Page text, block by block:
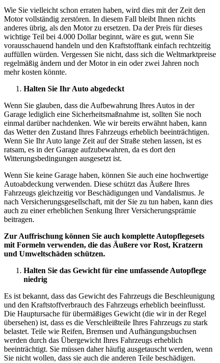
Wie Sie vielleicht schon erraten haben, wird dies mit der Zeit den
Motor vollständig zerstören. In diesem Fall bleibt Ihnen nichts
anderes übrig, als den Motor zu ersetzen. Da der Preis für dieses
wichtige Teil bei 4.000 Dollar beginnt, wäre es gut, wenn Sie
vorausschauend handeln und den Kraftstofftank einfach rechtzeitig
auffüllen würden. Vergessen Sie nicht, dass sich die Weltmarktpreise
regelmäßig ändern und der Motor in ein oder zwei Jahren noch
mehr kosten könnte.
Halten Sie Ihr Auto abgedeckt
Wenn Sie glauben, dass die Aufbewahrung Ihres Autos in der
Garage lediglich eine Sicherheitsmaßnahme ist, sollten Sie noch
einmal darüber nachdenken. Wie wir bereits erwähnt haben, kann
das Wetter den Zustand Ihres Fahrzeugs erheblich beeinträchtigen.
Wenn Sie Ihr Auto lange Zeit auf der Straße stehen lassen, ist es
ratsam, es in der Garage aufzubewahren, da es dort den
Witterungsbedingungen ausgesetzt ist.
Wenn Sie keine Garage haben, können Sie auch eine hochwertige
Autoabdeckung verwenden. Diese schützt das Äußere Ihres
Fahrzeugs gleichzeitig vor Beschädigungen und Vandalismus. Je
nach Versicherungsgesellschaft, mit der Sie zu tun haben, kann dies
auch zu einer erheblichen Senkung Ihrer Versicherungsprämie
beitragen.
Zur Auffrischung können Sie auch komplette Autopflegesets
mit Formeln verwenden, die das Äußere vor Rost, Kratzern
und Umweltschäden schützen.
Halten Sie das Gewicht für eine umfassende Autopflege
niedrig
Es ist bekannt, dass das Gewicht des Fahrzeugs die Beschleunigung
und den Kraftstoffverbrauch des Fahrzeugs erheblich beeinflusst.
Die Hauptursache für übermäßiges Gewicht (die wir in der Regel
übersehen) ist, dass es die Verschleißteile Ihres Fahrzeugs zu stark
belastet. Teile wie Reifen, Bremsen und Aufhängungsbuchsen
werden durch das Übergewicht Ihres Fahrzeugs erheblich
beeinträchtigt. Sie müssen daher häufig ausgetauscht werden, wenn
Sie nicht wollen, dass sie auch die anderen Teile beschädigen.